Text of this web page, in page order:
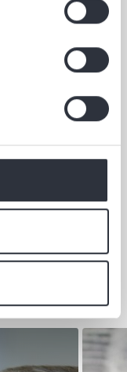
groeien
Onze
stelt ons in
van de
Dashboard en